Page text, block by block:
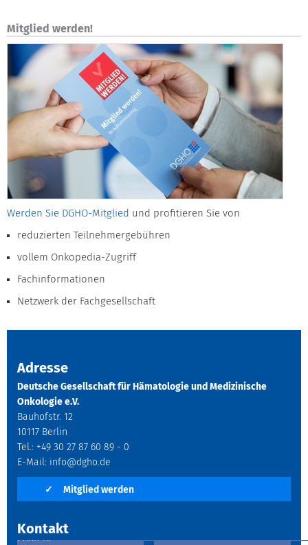
Mitglied werden!
Werden Sie DGHO-Mitglied und profitieren Sie von
reduzierten Teilnehmergebühren
vollem Onkopedia-Zugriff
Fachinformationen
Netzwerk der Fachgesellschaft
Adresse
Deutsche Gesellschaft für Hämatologie und Medizinische
Onkologie e.V.
Bauhofstr. 12
10117 Berlin
Tel.: +49 30 27 87 60 89 - 0
E-Mail: info@dgho.de
✓ Mitglied werden
Kontakt